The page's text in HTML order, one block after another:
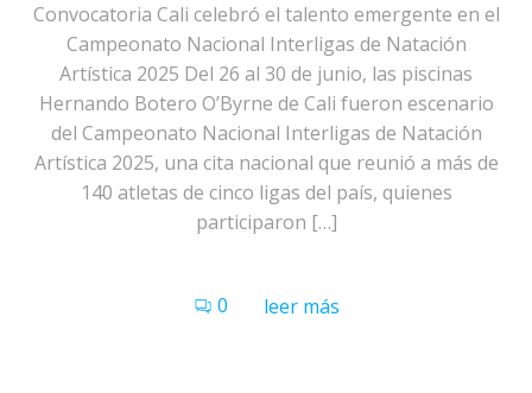
Convocatoria Cali celebró el talento emergente en el
Campeonato Nacional Interligas de Natación
Artística 2025 Del 26 al 30 de junio, las piscinas
Hernando Botero O’Byrne de Cali fueron escenario
del Campeonato Nacional Interligas de Natación
Artística 2025, una cita nacional que reunió a más de
140 atletas de cinco ligas del país, quienes
participaron […]
0 leer más